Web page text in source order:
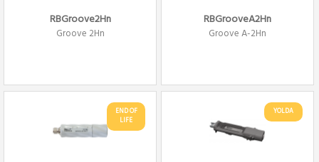
RBGroove2Hn
Groove 2Hn
RBGrooveA2Hn
Groove A-2Hn
END OF
LIFE
YOLDA